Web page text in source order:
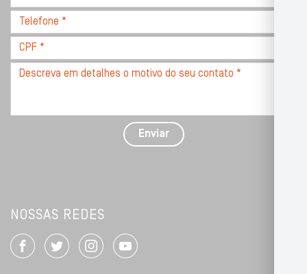
CEP
Telefone
*
CPF
*
Descreva
com
Enviar
NOSSAS REDES